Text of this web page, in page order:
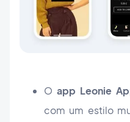
Oapp Leonie
com um estilo